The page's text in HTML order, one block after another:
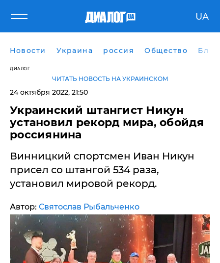
UA
Новости Украина россия Общество
ДИАЛОГ
ЧИТАТЬ НОВОСТЬ НА УКРАИНСКОМ
24 октября 2022, 21:50
Украинский штангист Никун
установил рекорд мира, обойдя
россиянина
Винницкий спортсмен Иван Никун
присел со штангой 534 раза,
установил мировой рекорд.
Автор: Святослав Рыбальченко